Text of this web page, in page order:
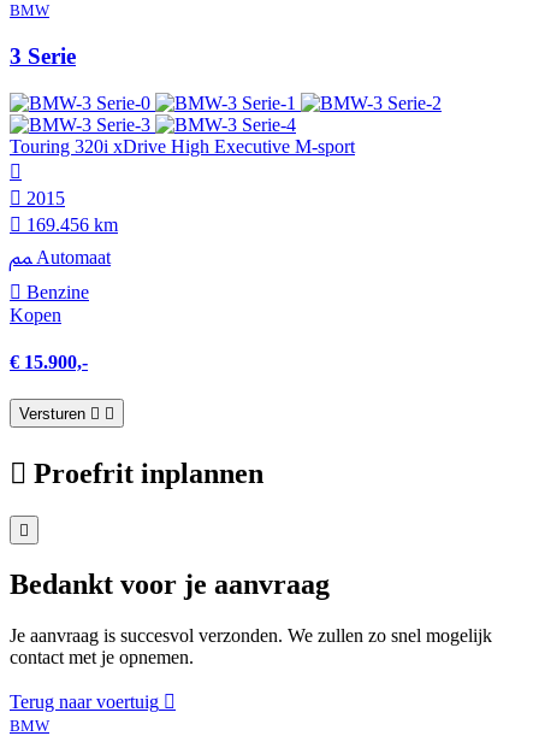
BMW
3 Serie
Touring 320i xDrive High Executive M-sport
2015
169.456 km
Automaat
Benzine
Kopen
€ 15.900,-
Versturen
Proefrit inplannen
Bedankt voor je aanvraag
Je aanvraag is succesvol verzonden. We zullen zo snel mogelijk
contact met je opnemen.
Terug naar voertuig
BMW